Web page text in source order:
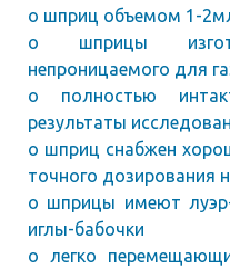
o шприц объемом 1-
o шприцы
непроницаемого для
o полностью
результаты
o шприц снабжен
точного дозирования
o шприцы имеют
иглы-бабочки
o легко